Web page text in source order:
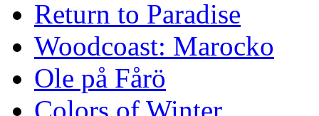
Return to Paradise
Woodcoast: Marocko
Ole på Fårö
Colors of Winter